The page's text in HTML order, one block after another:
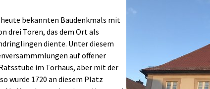
bekannten Baudenkmals mit
drei Toren, das dem Ort als
diente. Unter diesem
auf offener
im Torhaus, aber mit der
wurde 1720 an diesem Platz